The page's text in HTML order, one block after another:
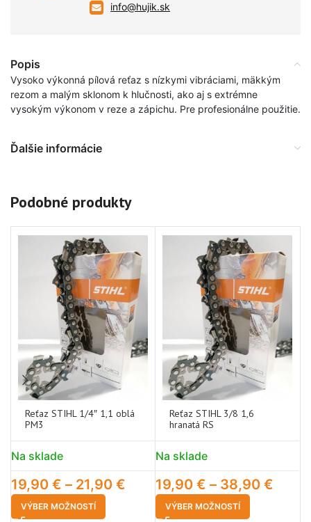
info@hujik.sk
Popis
Vysoko výkonná pílová reťaz s nízkymi vibráciami, mäkkým
rezom a malým sklonom k hlučnosti, ako aj s extrémne
vysokým výkonom v reze a zápichu. Pre profesionálne použitie.
Ďalšie informácie
Podobné produkty
Reťaz STIHL 1/4″ 1,1 oblá
PM3
Na sklade
19,90 € – 21,90 €
VÝBER MOŽNOSTÍ
Reťaz STIHL 3/8 1,6
hranatá RS
Na sklade
19,90 € – 38,90 €
VÝBER MOŽNOSTÍ